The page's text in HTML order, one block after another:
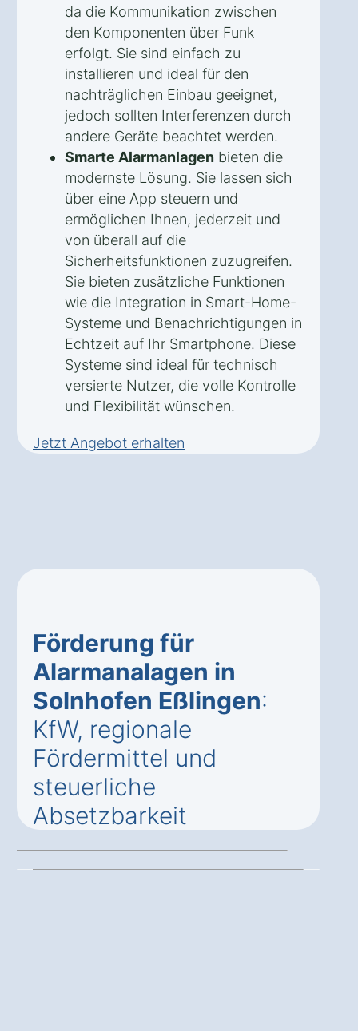
da die Kommunikation zwischen
den Komponenten über Funk
erfolgt. Sie sind einfach zu
installieren und ideal für den
nachträglichen Einbau geeignet,
jedoch sollten Interferenzen durch
andere Geräte beachtet werden.
Smarte Alarmanlagen bieten die
modernste Lösung. Sie lassen sich
über eine App steuern und
ermöglichen Ihnen, jederzeit und
von überall auf die
Sicherheitsfunktionen zuzugreifen.
Sie bieten zusätzliche Funktionen
wie die Integration in Smart-Home-
Systeme und Benachrichtigungen in
Echtzeit auf Ihr Smartphone. Diese
Systeme sind ideal für technisch
versierte Nutzer, die volle Kontrolle
und Flexibilität wünschen.
Jetzt Angebot erhalten
Förderung für
Alarmanalagen in
Solnhofen Eßlingen:
KfW, regionale
Fördermittel und
steuerliche
Absetzbarkeit